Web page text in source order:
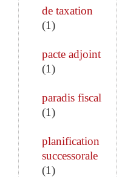
de taxation
(1)
pacte adjoint
(1)
paradis fiscal
(1)
planification
successorale
(1)